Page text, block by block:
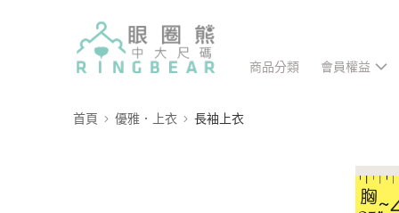
商品分類 會員權益
首頁 優雅．上衣 長袖上衣